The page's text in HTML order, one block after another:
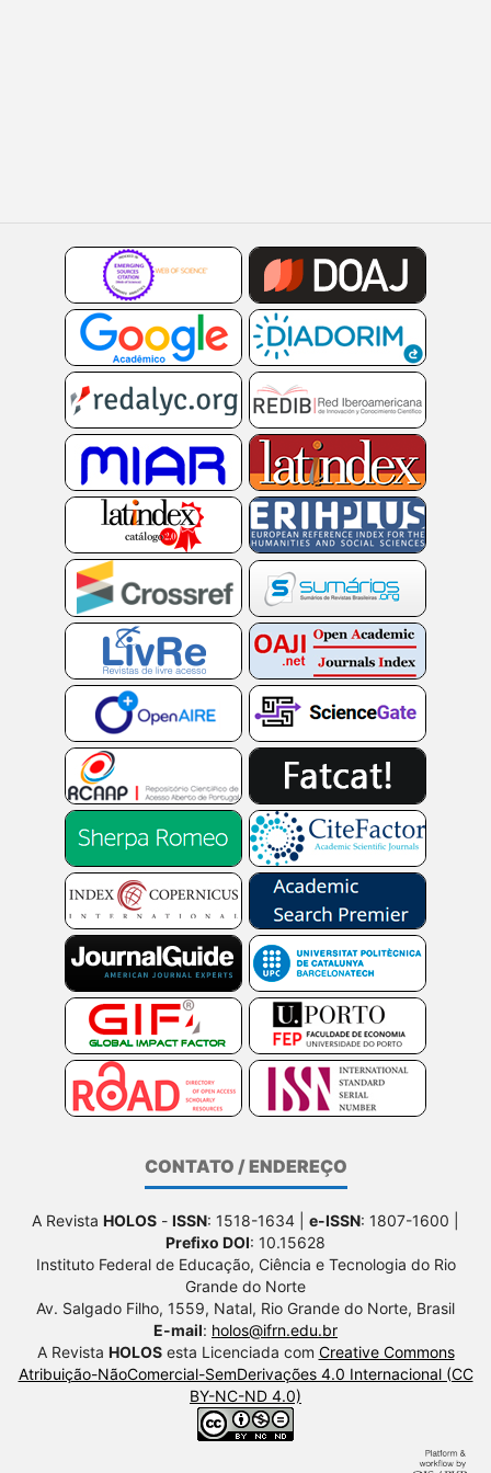
CONTATO / ENDEREÇO
A Revista HOLOS - ISSN: 1518-1634 | e-ISSN: 1807-1600 |
Prefixo DOI: 10.15628
Instituto Federal de Educação, Ciência e Tecnologia do Rio
Grande do Norte
Av. Salgado Filho, 1559, Natal, Rio Grande do Norte, Brasil
E-mail: holos@ifrn.edu.br
A Revista HOLOSesta Licenciada com Creative Commons
Atribuição-NãoComercial-SemDerivações 4.0 Internacional (CC
BY-NC-ND 4.0)